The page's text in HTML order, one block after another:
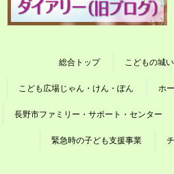
総合トップ こどもの城
こども広場じゃん・けん・ぽん ホ
長野市ファミリー・サポート・センター
緊急時の子ども支援事業